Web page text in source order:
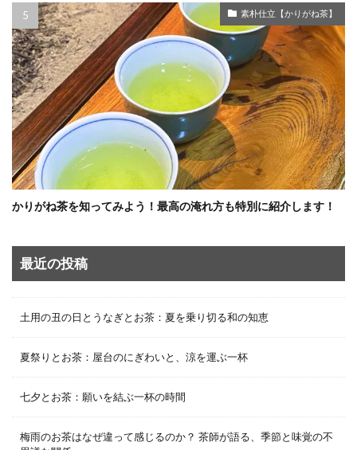
素朴仕立【かりがね茶】
かりがね茶を知ってみよう！最高の淹れ方も特別に紹介します！
最近の投稿
土用の丑の日とうなぎとお茶：夏を乗り切る和の知恵
夏祭りとお茶：屋台のにぎわいと、涼を運ぶ一杯
七夕とお茶：願いを結ぶ一杯の時間
梅雨のお茶はなぜ違って感じるのか？ 茶師が語る、季節と味覚の不